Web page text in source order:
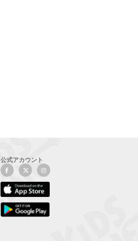
公式アカウント